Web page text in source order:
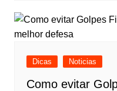
Dicas Noticias
Como evitar